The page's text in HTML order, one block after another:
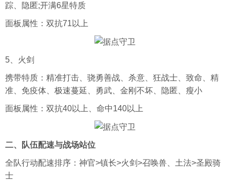
踪、隐匿;开满6星特质
面板属性：双抗71以上
5、火剑
携带特质：精准打击、骁勇善战、杀意、狂战士、致命、精
准、免疫体、极速蔓延、勇武、金刚不坏、隐匿、瘦小
面板属性：双抗40以上、命中140以上
二、队伍配速与战场站位
全队行动配速排序：神官>镇长>火剑>召唤兽、土法>圣殿骑
士